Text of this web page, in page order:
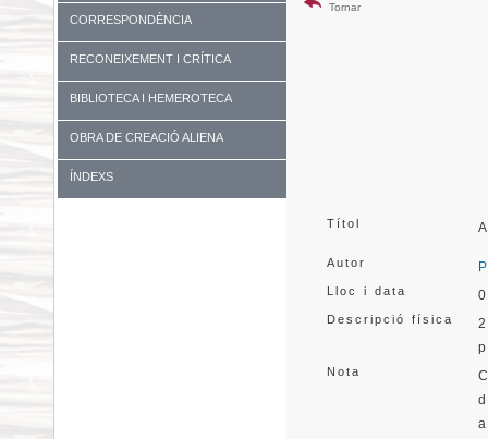
CORRESPONDÈNCIA
RECONEIXEMENT I CRÍTICA
BIBLIOTECA I HEMEROTECA
OBRA DE CREACIÓ ALIENA
ÍNDEXS
Tornar
Títol
Autor
Lloc i data
Descripció física
Nota